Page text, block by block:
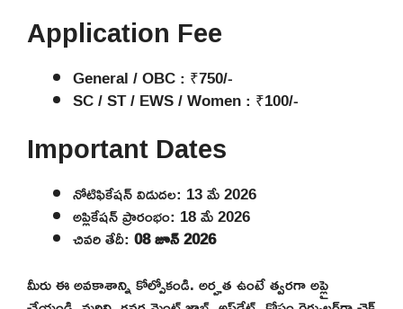
Application Fee
General / OBC : ₹750/-
SC / ST / EWS / Women : ₹100/-
Important Dates
నోటిఫికేషన్ విడుదల: 13 మే 2026
అప్లికేషన్ ప్రారంభం: 18 మే 2026
చివరి తేదీ: 08 జూన్ 2026
మీరు ఈ అవకాశాన్ని కోల్పోకండి. అర్హత ఉంటే త్వరగా అప్లై